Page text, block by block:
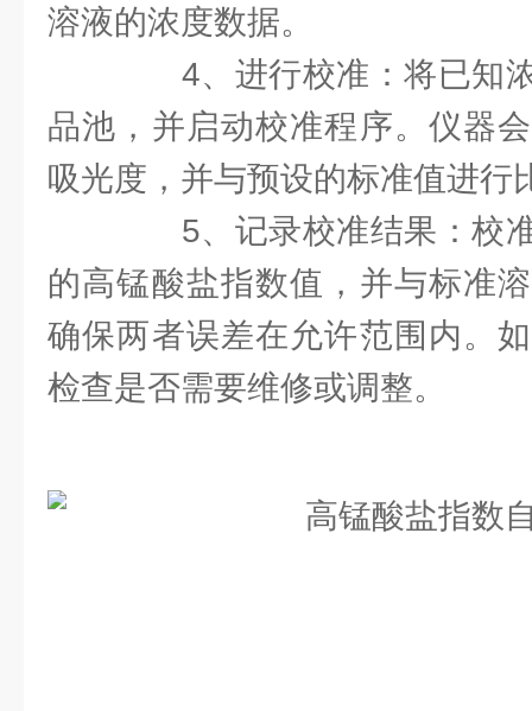
溶液的浓度数据。
4、进行校准：将已知浓
品池，并启动校准程序。仪器
吸光度，并与预设的标准值进行
5、记录校准结果：校准
的高锰酸盐指数值，并与标准
确保两者误差在允许范围内。
检查是否需要维修或调整。